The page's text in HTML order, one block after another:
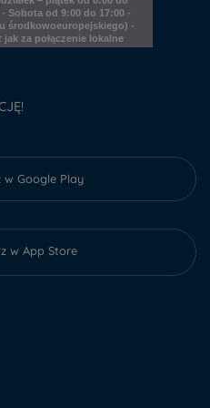
- Sobota od 9:00 do 17:00 -
środkowoeuropejskiego) -
jak za połączenie lokalne
w Google Play
w App Store